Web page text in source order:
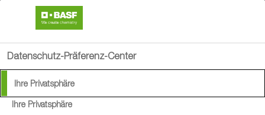
Datenschutz-Präferenz-Center
Ihre Privatsphäre
Ihre Privatsphäre